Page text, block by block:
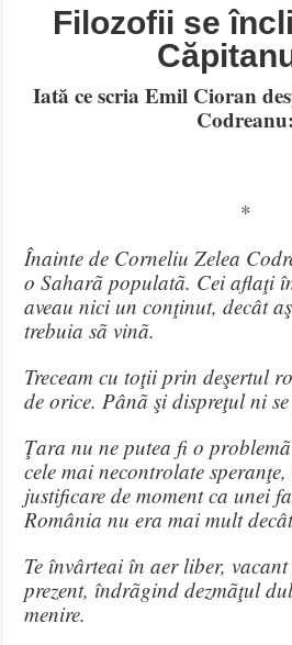
Filozofii se
Iată ce scria Emil Cioran
Codreanu:
*
Înainte de Corneliu Zelea
o Saharã populatã. Cei aflaţi
aveau nici un conţinut, decât
trebuia sã vinã.
Treceam cu toţii prin deşertul
de orice. Pânã şi dispreţul ni
Ţara nu ne putea fi o
cele mai necontrolate
justificare de moment ca unei
România nu era mai mult
Te învârteai în aer liber, vacant
prezent, îndrãgind dezmãţul
menire.